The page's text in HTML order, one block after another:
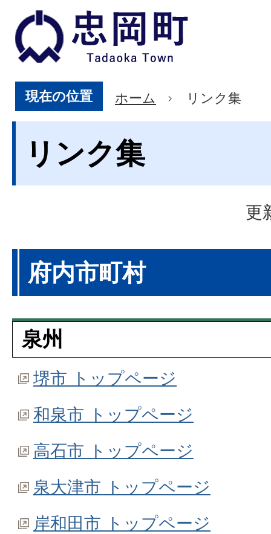
現在の位置 ホーム リンク集
リンク集
更
府内市町村
泉州
堺市 トップページ
和泉市 トップページ
高石市 トップページ
泉大津市 トップページ
岸和田市 トップページ